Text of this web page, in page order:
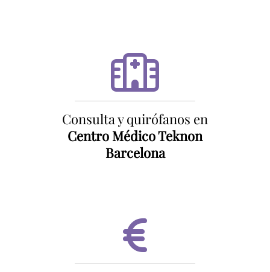
Consulta y quirófanos en
Centro Médico Teknon
Barcelona